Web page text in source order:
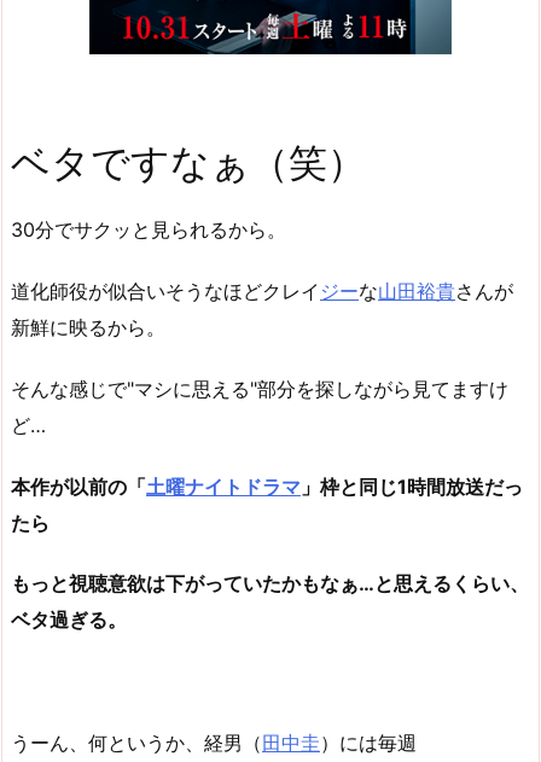
ベタですなぁ（笑）
30分でサクッと見られるから。
道化師役が似合いそうなほどクレイ ジーな山田裕貴さんが
新鮮に映るから。
そんな感じで"マシに思える"部分を探しながら見てますけ
ど…
本作が以前の「土曜ナイトドラマ 」枠と同じ1時間放送だっ
たら
もっと視聴意欲は下がっていたかもなぁ…と思えるくらい、
ベタ過ぎる。
うーん、何というか、経男（田中圭）には毎週